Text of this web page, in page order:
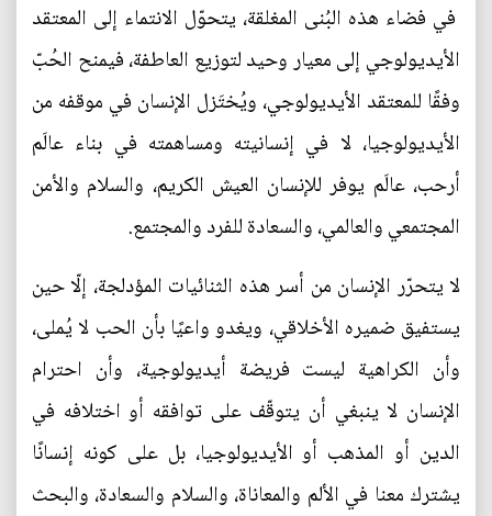
في فضاء هذه البُنى المغلقة، يتحوّل الانتماء إلى المعتقد
الأيديولوجي إلى معيار وحيد لتوزيع العاطفة، فيمنح الحُبّ
وفقًا للمعتقد الأيديولوجي، ويُختَزل الإنسان في موقفه من
الأيديولوجيا، لا في إنسانيته ومساهمته في بناء عالَم
أرحب، عالَم يوفر للإنسان العيش الكريم، والسلام والأمن
المجتمعي والعالمي، والسعادة للفرد والمجتمع.
لا يتحرّر الإنسان من أسر هذه الثنائيات المؤدلجة، إلّا حين
يستفيق ضميره الأخلاقي، ويغدو واعيًا بأن الحب لا يُملى،
وأن الكراهية ليست فريضة أيديولوجية، وأن احترام
الإنسان لا ينبغي أن يتوقّف على توافقه أو اختلافه في
الدين أو المذهب أو الأيديولوجيا، بل على كونه إنسانًا
يشترك معنا في الألم والمعاناة، والسلام والسعادة، والبحث